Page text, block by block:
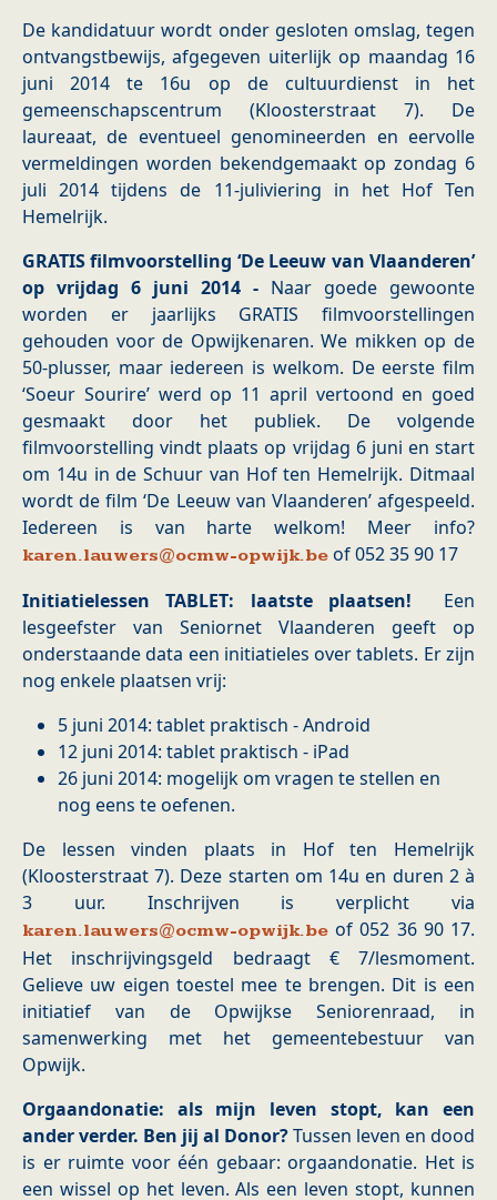
De kandidatuur wordt onder gesloten omslag, tegen
ontvangstbewijs, afgegeven uiterlijk op maandag 16
juni 2014 te 16u op de cultuurdienst in het
gemeenschapscentrum (Kloosterstraat 7). De
laureaat, de eventueel genomineerden en eervolle
vermeldingen worden bekendgemaakt op zondag 6
juli 2014 tijdens de 11-juliviering in het Hof Ten
Hemelrijk.
GRATIS filmvoorstelling ‘De Leeuw van Vlaanderen’
op vrijdag 6 juni 2014 - Naar goede gewoonte
worden er jaarlijks GRATIS filmvoorstellingen
gehouden voor de Opwijkenaren. We mikken op de
50-plusser, maar iedereen is welkom. De eerste film
‘Soeur Sourire’ werd op 11 april vertoond en goed
gesmaakt door het publiek. De volgende
filmvoorstelling vindt plaats op vrijdag 6 juni en start
om 14u in de Schuur van Hof ten Hemelrijk. Ditmaal
wordt de film ‘De Leeuw van Vlaanderen’ afgespeeld.
Iedereen is van harte welkom! Meer info?
karen.lauwers@ocmw-opwijk.be of 052 35 90 17
Initiatielessen TABLET: laatste plaatsen! Een
lesgeefster van Seniornet Vlaanderen geeft op
onderstaande data een initiatieles over tablets. Er zijn
nog enkele plaatsen vrij:
5 juni 2014: tablet praktisch - Android
12 juni 2014: tablet praktisch - iPad
26 juni 2014: mogelijk om vragen te stellen en
nog eens te oefenen.
De lessen vinden plaats in Hof ten Hemelrijk
(Kloosterstraat 7). Deze starten om 14u en duren 2 à
3 uur. Inschrijven is verplicht via
karen.lauwers@ocmw-opwijk.be of 052 36 90 17.
Het inschrijvingsgeld bedraagt € 7/lesmoment.
Gelieve uw eigen toestel mee te brengen. Dit is een
initiatief van de Opwijkse Seniorenraad, in
samenwerking met het gemeentebestuur van
Opwijk.
Orgaandonatie: als mijn leven stopt, kan een
ander verder. Ben jij al Donor?Tussen leven en dood
is er ruimte voor één gebaar: orgaandonatie. Het is
een wissel op het leven. Als een leven stopt, kunnen